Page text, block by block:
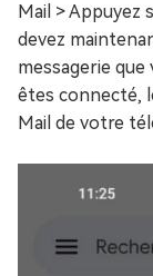
Mail > Appuyez
devez
messagerie
êtes connecté,
Mail de votre